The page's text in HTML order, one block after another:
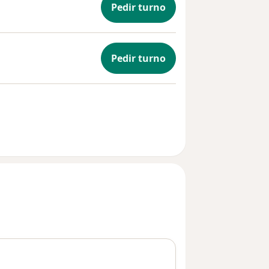
Pedir turno
Pedir turno